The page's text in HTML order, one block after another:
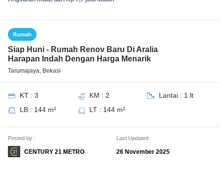
Rumah
Siap Huni - Rumah Renov Baru Di Aralia
Harapan Indah Dengan Harga Menarik
Tarumajaya, Bekasi
KT : 3 KM : 2
Lantai : 1 lt
LB : 144 m²
LT : 144 m²
Posted by :
CENTURY 21 METRO
Last Updated :
26 November 2025